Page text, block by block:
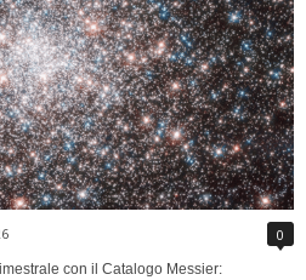
0
con il Catalogo Messier: